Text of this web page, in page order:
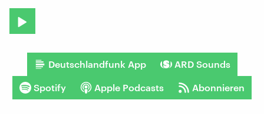
Deutschlandfunk App ARD Sounds
Spotify Apple Podcasts Abonnieren